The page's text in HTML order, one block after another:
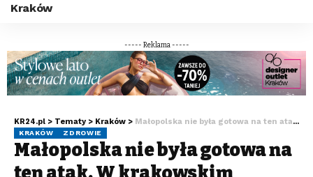
Kraków
----- Reklama -----
KR24.pl > Tematy > Kraków > Małopolska nie była gotowa na ten atak. W krakowskim szpitalu brakuje miejsc
KRAKÓW ZDROWIE
Małopolska nie była gotowa na